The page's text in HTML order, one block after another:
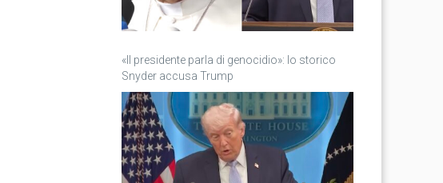
«Il presidente parla di genocidio»: lo storico
Snyder accusa Trump